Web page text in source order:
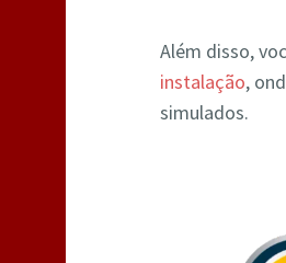
Além disso,
instalação,
simulados.